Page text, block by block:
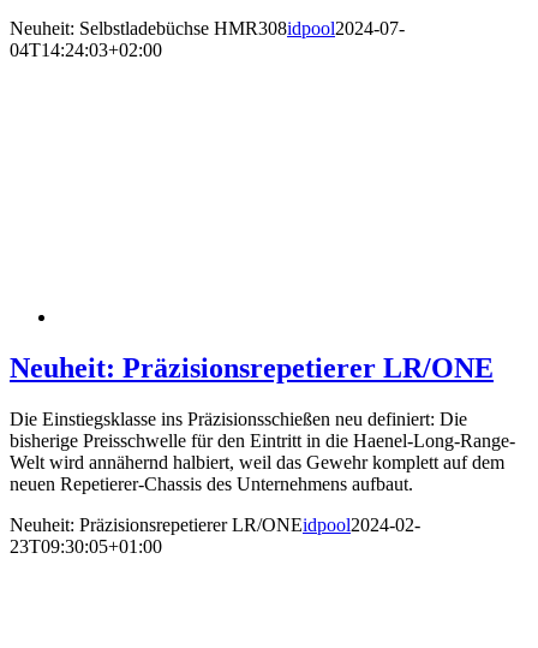
Neuheit: Selbstladebüchse HMR308idpool2024-07-
04T14:24:03+02:00
Neuheit: Präzisionsrepetierer LR/ONE
Die Einstiegsklasse ins Präzisionsschießen neu definiert: Die
bisherige Preisschwelle für den Eintritt in die Haenel-Long-Range-
Welt wird annähernd halbiert, weil das Gewehr komplett auf dem
neuen Repetierer-Chassis des Unternehmens aufbaut.
Neuheit: Präzisionsrepetierer LR/ONEidpool2024-02-
23T09:30:05+01:00